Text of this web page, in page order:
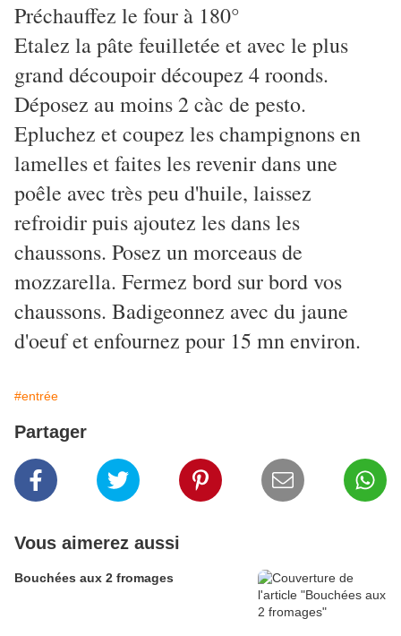
Préchauffez le four à 180°
Etalez la pâte feuilletée et avec le plus
grand découpoir découpez 4 roonds.
Déposez au moins 2 càc de pesto.
Epluchez et coupez les champignons en
lamelles et faites les revenir dans une
poêle avec très peu d'huile, laissez
refroidir puis ajoutez les dans les
chaussons. Posez un morceaus de
mozzarella. Fermez bord sur bord vos
chaussons. Badigeonnez avec du jaune
d'oeuf et enfournez pour 15 mn environ.
#entrée
Partager
Vous aimerez aussi
Bouchées aux 2 fromages